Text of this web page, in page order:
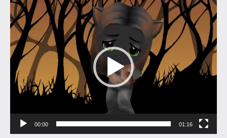
Video-
Player
00:00 01:16